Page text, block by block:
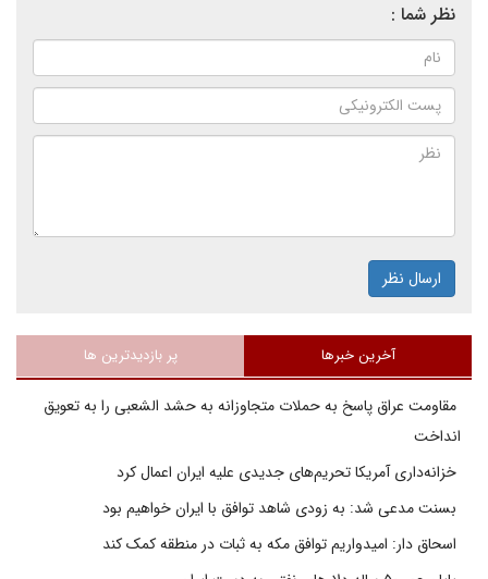
نظر شما :
ارسال نظر
آخرین خبرها پر بازدیدترین ها
مقاومت عراق پاسخ به حملات متجاوزانه به حشد الشعبی را به تعویق
انداخت
خزانه‌داری آمریکا تحریم‌های جدیدی علیه ایران اعمال کرد
بسنت مدعی شد: به زودی شاهد توافق با ایران خواهیم بود
اسحاق دار: امیدواریم توافق مکه به ثبات در منطقه کمک کند